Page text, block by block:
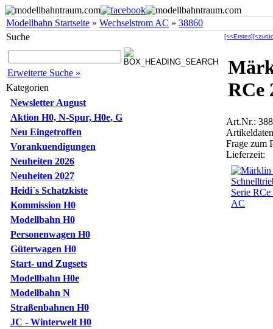
Modellbahn Startseite » Wechselstrom AC » 38860
Suche
Erweiterte Suche »
Kategorien
Newsletter August
Aktion H0, N-Spur, H0e, G
Neu Eingetroffen
Vorankuendigungen
Neuheiten 2026
Neuheiten 2027
Heidi´s Schatzkiste
Kommission H0
Modellbahn H0
Personenwagen H0
Güterwagen H0
Start- und Zugsets
Modellbahn H0e
Modellbahn N
Straßenbahnen H0
JC - Winterwelt H0
[<<Erstes]
RCe
Art.Nr.:
Frage zum
Lieferzeit: